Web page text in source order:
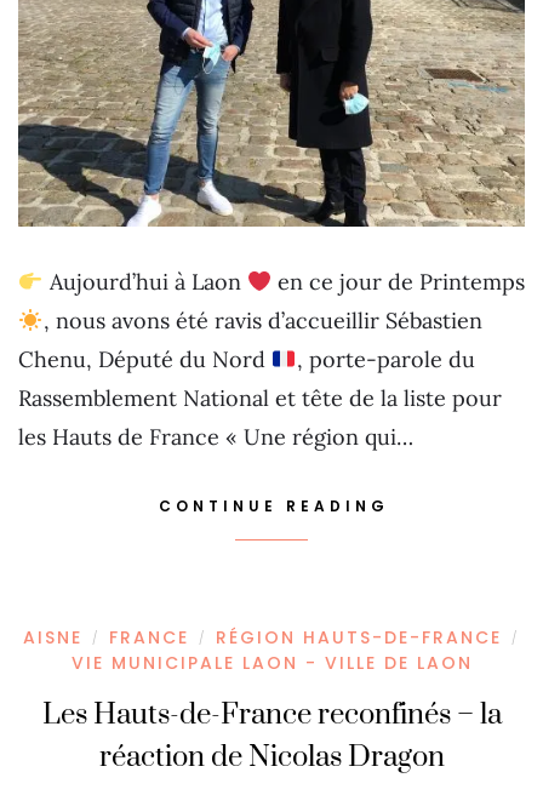
Aujourd’hui à Laon
en ce jour de Printemps
, nous avons été ravis d’accueillir Sébastien
Chenu, Député du Nord
, porte-parole du
Rassemblement National et tête de la liste pour
les Hauts de France « Une région qui…
CONTINUE READING
AISNE / FRANCE / RÉGION HAUTS-DE-FRANCE /
VIE MUNICIPALE LAON - VILLE DE LAON
Les Hauts-de-France reconfinés – la
réaction de Nicolas Dragon